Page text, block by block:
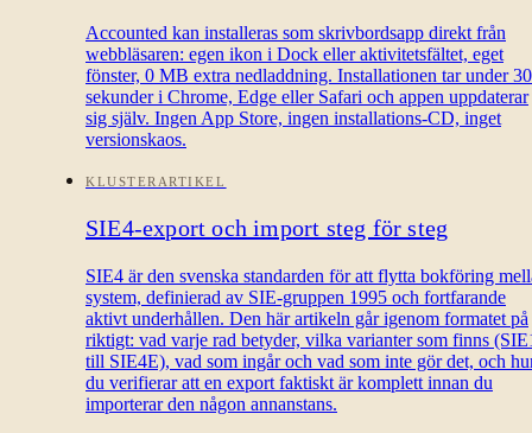
Accounted kan installeras som skrivbordsapp direkt från
webbläsaren: egen ikon i Dock eller aktivitetsfältet, eget
fönster, 0 MB extra nedladdning. Installationen tar under 30
sekunder i Chrome, Edge eller Safari och appen uppdaterar
sig själv. Ingen App Store, ingen installations-CD, inget
versionskaos.
KLUSTERARTIKEL
SIE4-export och import steg för steg
SIE4 är den svenska standarden för att flytta bokföring
system, definierad av SIE-gruppen 1995 och fortfarande
aktivt underhållen. Den här artikeln går igenom formatet på
riktigt: vad varje rad betyder, vilka varianter som finns
till SIE4E), vad som ingår och vad som inte gör det, och
du verifierar att en export faktiskt är komplett innan du
importerar den någon annanstans.